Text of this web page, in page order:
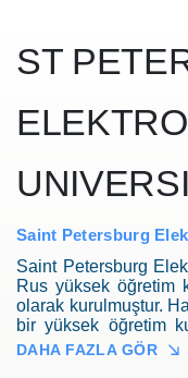
ST
Saint Petersburg
Saint Petersburg
Rus yüksek öğretim kurumları. 1886
olarak kurulmuştur.
bir yüksek öğretim
Enstitüsü olarak
DAHA FAZLA GÖR